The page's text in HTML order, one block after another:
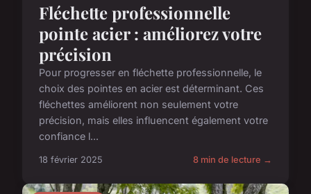
Fléchette professionnelle
pointe acier : améliorez votre
précision
Pour progresser en fléchette professionnelle, le
choix des pointes en acier est déterminant. Ces
fléchettes améliorent non seulement votre
précision, mais elles influencent également votre
confiance l...
18 février 2025 8 min de lecture →